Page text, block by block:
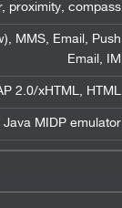
proximity, compass
MMS, Email, Push
Email, IM
2.0/xHTML, HTML
Java MIDP emulator